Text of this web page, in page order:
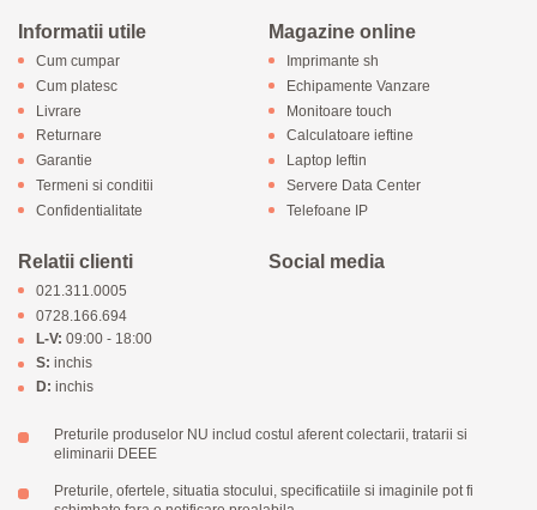
Informatii utile
Cum cumpar
Cum platesc
Livrare
Returnare
Garantie
Termeni si conditii
Confidentialitate
Magazine online
Imprimante sh
Echipamente Vanzare
Monitoare touch
Calculatoare ieftine
Laptop Ieftin
Servere Data Center
Telefoane IP
Relatii clienti
021.311.0005
0728.166.694
L-V: 09:00 - 18:00
S: inchis
D: inchis
Social media
Preturile produselor NU includ costul aferent colectarii, tratarii si
eliminarii DEEE
Preturile, ofertele, situatia stocului, specificatiile si imaginile pot fi